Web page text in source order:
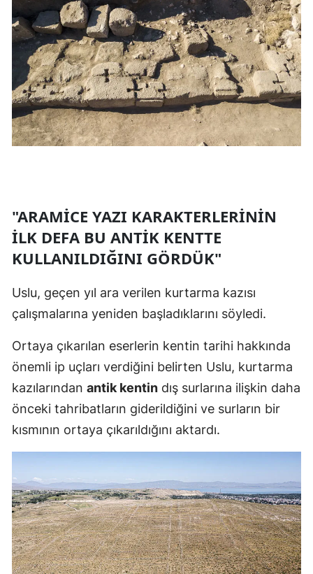
İzmir
Kars
Kastamonu
Kayseri
Kırklareli
Konya
Manisa
Mardin
Muğla
Nevşehir
Niğde
Ordu
Rize
Sakarya
"ARAMICE YAZI KARAKTERLERININ
ILK DEFA BU ANTIK KENTTE
KULLANILDIĞINI GÖRDÜK"
Uslu, geçen yıl ara verilen kurtarma kazısı
çalışmalarına yeniden başladıklarını söyledi.
Ortaya çıkarılan eserlerin kentin tarihi hakkında
önemli ip uçları verdiğini belirten Uslu, kurtarma
kazılarından antik kentin dış surlarına ilişkin daha
önceki tahribatların giderildiğini ve surların bir
kısmının ortaya çıkarıldığını aktardı.